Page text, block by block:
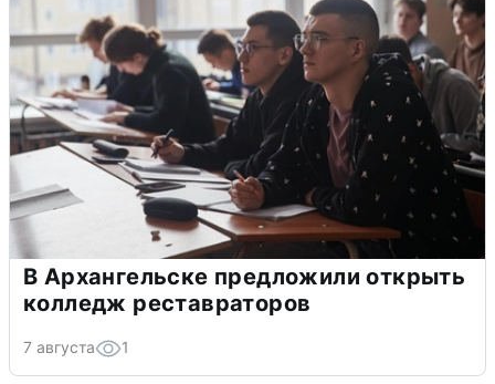
В Архангельске предложили открыть
колледж реставраторов
7 августа 1